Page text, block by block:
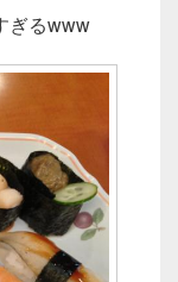
ぎるwww